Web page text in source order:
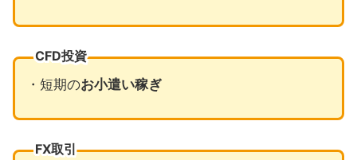
CFD投資
・短期のお小遣い稼ぎ
FX取引